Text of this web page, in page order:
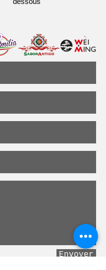
Envoyer